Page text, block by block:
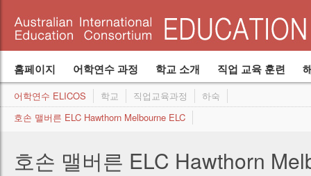
홈페이지 어학연수 과정 학교 소개 직업 교육 훈련
최고를 향하여
사업개발 담당자
고등 준비 과정
시설
개요
Program Structure
Become an agent
Join our consortium
Powerstar
어학연수 ELICOS
학교 직업교육
학생들을 위한 학교 숙박 시설
어학연수 ELICOS 학교 직업교육과정
하숙
호손 맬버른 ELC Hawthorn Melbourne ELC
호손 맬버른 ELC Hawthorn